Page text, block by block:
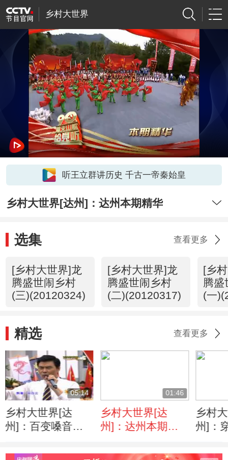
乡村大世界
听王立群讲历史 千古一帝秦始皇
乡村大世界[达州]：达州本期精华
选集 查看更多
[乡村大世界]龙
腾盛世闹乡村
(三)(20120324)
[乡村大世界]龙
腾盛世闹乡村
(二)(20120317)
[乡
腾盛
(一
精选 查看更多
05:14
乡村大世界[达
州]：百变嗓音莫
01:46
乡村大世界[达
州]：达州本期精
乡村
州]：
颂党